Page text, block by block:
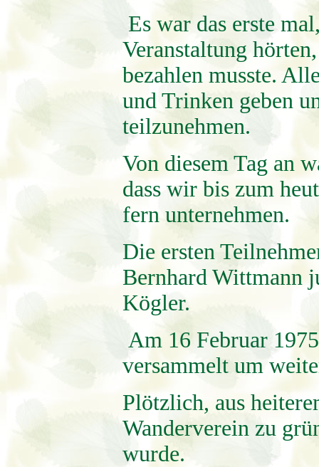
Es war das erste
Veranstaltung
bezahlen musste.
und Trinken geben
teilzunehmen.
Von diesem Tag an
dass wir bis zum
fern unternehmen.
Die ersten
Bernhard Wittmann
Kögler.
Am 16 Februar
versammelt um
Plötzlich, aus
Wanderverein zu
wurde.